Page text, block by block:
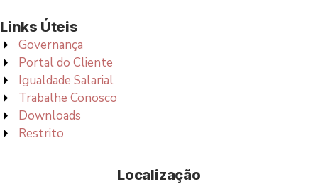
Links Úteis
Governança
Portal do Cliente
Igualdade Salarial
Trabalhe Conosco
Downloads
Restrito
Localização